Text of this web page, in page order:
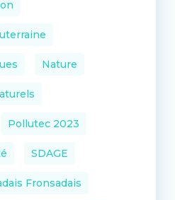
Nature
Pollutec 2023
SDAGE
Fronsadais